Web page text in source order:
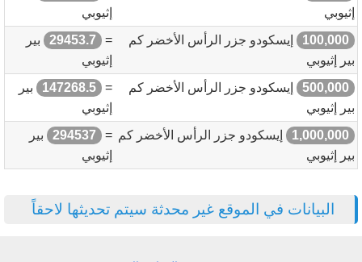
إثيوبي
إثيوبي
100,000
إيسكودو جزر الرأس الأخضر كم
بير إثيوبي
=
29453.7
بير
إثيوبي
500,000
إيسكودو جزر الرأس الأخضر كم
بير إثيوبي
=
147268.5
بير
إثيوبي
1,000,000
إيسكودو جزر الرأس الأخضر كم
بير إثيوبي
=
294537
بير
إثيوبي
البيانات في الموقع غير محدثة سيتم تحديثها لاحقاً